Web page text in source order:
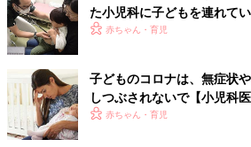
た小児科に子どもを連れて
科医の決意
赤ちゃん・育児
子どものコロナは、無症状
しつぶされないで【小児科医
赤ちゃん・育児